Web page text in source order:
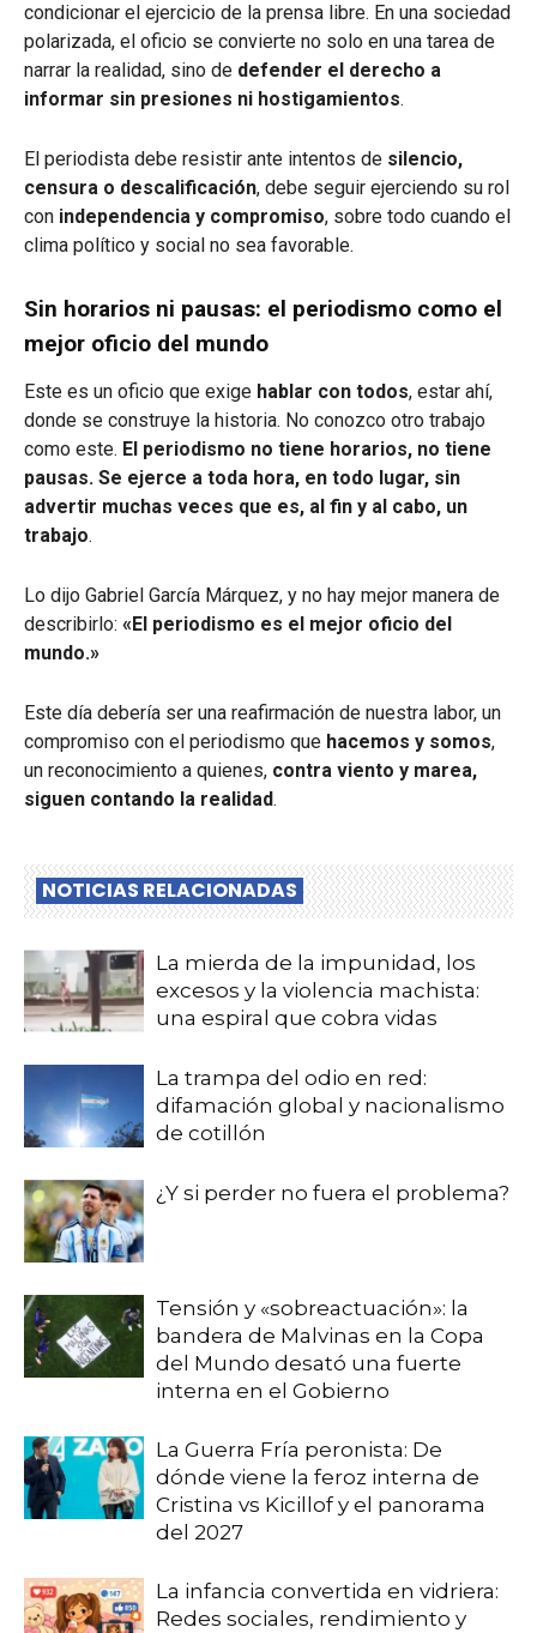
condicionar el ejercicio de la prensa libre. En una sociedad
polarizada, el oficio se convierte no solo en una tarea de
narrar la realidad, sino de defender el derecho a
informar sin presiones ni hostigamientos.
El periodista debe resistir ante intentos de silencio,
censura o descalificación, debe seguir ejerciendo su rol
con independencia y compromiso, sobre todo cuando el
clima político y social no sea favorable.
Sin horarios ni pausas: el periodismo como el
mejor oficio del mundo
Este es un oficio que exige hablar con todos, estar ahí,
donde se construye la historia. No conozco otro trabajo
como este. El periodismo no tiene horarios, no tiene
pausas. Se ejerce a toda hora, en todo lugar, sin
advertir muchas veces que es, al fin y al cabo, un
trabajo.
Lo dijo Gabriel García Márquez, y no hay mejor manera de
describirlo: «El periodismo es el mejor oficio del
mundo.»
Este día debería ser una reafirmación de nuestra labor, un
compromiso con el periodismo que hacemos y somos,
un reconocimiento a quienes, contra viento y marea,
siguen contando la realidad.
NOTICIAS RELACIONADAS
La mierda de la impunidad, los
excesos y la violencia machista:
una espiral que cobra vidas
La trampa del odio en red:
difamación global y nacionalismo
de cotillón
¿Y si perder no fuera el problema?
Tensión y «sobreactuación»: la
bandera de Malvinas en la Copa
del Mundo desató una fuerte
interna en el Gobierno
La Guerra Fría peronista: De
dónde viene la feroz interna de
Cristina vs Kicillof y el panorama
del 2027
La infancia convertida en vidriera:
Redes sociales, rendimiento y